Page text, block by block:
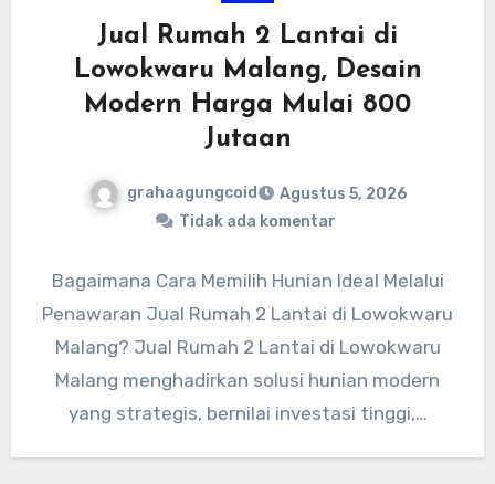
Jual Rumah 2 Lantai di
Lowokwaru Malang, Desain
Modern Harga Mulai 800
Jutaan
grahaagungcoid
Agustus 5, 2026
Tidak ada komentar
Bagaimana Cara Memilih Hunian Ideal Melalui
Penawaran Jual Rumah 2 Lantai di Lowokwaru
Malang? Jual Rumah 2 Lantai di Lowokwaru
Malang menghadirkan solusi hunian modern
yang strategis, bernilai investasi tinggi,…